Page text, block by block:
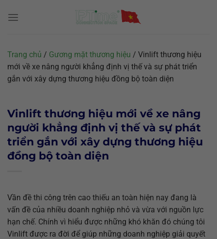
đến
Trang chủ / Gương mặt thương hiệu / Vinlift thương hiệu
mới về xe nâng người khẳng định vị thế và sự phát triển
gắn với xây dựng thương hiệu đồng bộ toàn diện
Vinlift thương hiệu mới về xe nâng
người khẳng định vị thế và sự phát
triển gắn với xây dựng thương hiệu
đồng bộ toàn diện
Vần đề thi công trên cao thiếu an toàn hiện nay đang là
vấn đề của nhiều doanh nghiệp nhỏ và vừa với nguồn lực
hạn chế. Chính vì hiểu được những khó khăn đó chúng tôi
Vinlift được ra đời để giúp những doanh nghiệp giải quyết